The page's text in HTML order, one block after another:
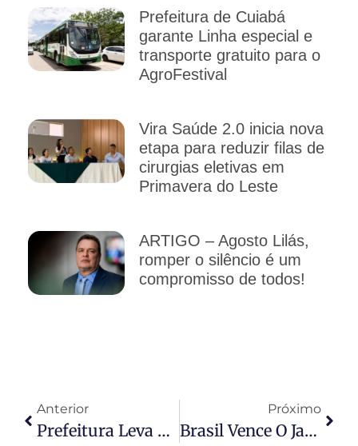
Prefeitura de Cuiabá
garante Linha especial e
transporte gratuito para o
AgroFestival
Vira Saúde 2.0 inicia nova
etapa para reduzir filas de
cirurgias eletivas em
Primavera do Leste
ARTIGO – Agosto Lilás,
romper o silêncio é um
compromisso de todos!
Anterior
Prefeitura Leva Telão Em Ruas De Cuiabá E Reúne Moradores Para Acompanhar Jogo Do Brasil
Próximo
Brasil Vence O Japão De Virada E Garante Vaga Nas Oitavas Da Copa Do Mundo